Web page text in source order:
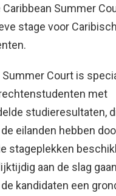
Summer
stage voor
Summer Court is
met
studieresultaten,
eilanden hebben
stageplekken
aan de slag
kandidaten een